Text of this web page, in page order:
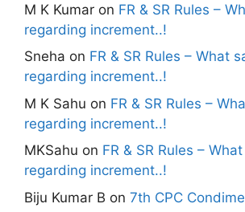
M K Kumar on FR & SR Rules –
regarding increment..!
Sneha on FR & SR Rules – What
regarding increment..!
M K Sahu on FR & SR Rules –
regarding increment..!
MKSahu on FR & SR Rules –
regarding increment..!
Biju Kumar B on 7th CPC